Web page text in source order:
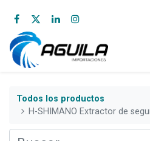
Todos los productos
H-SHIMANO Extractor de